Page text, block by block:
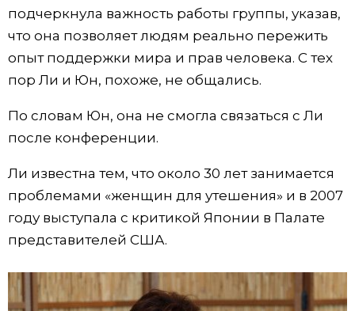
подчеркнула важность работы группы, указав,
что она позволяет людям реально пережить
опыт поддержки мира и прав человека. С тех
пор Ли и Юн, похоже, не общались.
По словам Юн, она не смогла связаться с Ли
после конференции.
Ли известна тем, что около 30 лет занимается
проблемами «женщин для утешения» и в 2007
году выступала с критикой Японии в Палате
представителей США.